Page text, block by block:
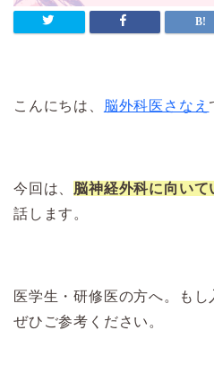
こんにちは、 脳外科医さなえ
今回は、 脳神経外科に向いて
話します。
医学生・研修医の方へ。もし
ぜひご参考ください。